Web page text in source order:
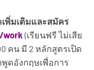
พิ่มเติมและสมัคร
(เรียนฟรี ไม่เสีย
คน มี 2 หลักสูตรเปิด
พูดอังกฤษเพื่อการ